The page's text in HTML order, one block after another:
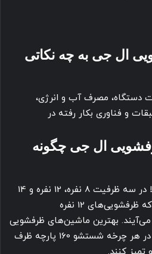
ال جی به چه نکاتی
دستگاه، مصرف آب و انرژی،
و فناوری بکار رفته در
ال جی چگونه
ماشین‌های ظرفشویی معمولا در سه ظرفیت 8 نفره، 12 نفره و 14
نفره تولید و عرضه می‌شوند که ظرفشویی‌های 12 نفره
بهترین ماشین‌های ظرفشویی
ال جی 14 نفره بوده و قادرند در هر چرخه شستشو 160 پارچه ظرف